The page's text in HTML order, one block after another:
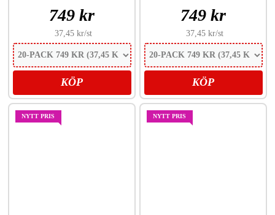
749 kr
37,45 kr/st
KÖP
749 kr
37,45 kr/st
KÖP
NYTT PRIS NYTT PRIS